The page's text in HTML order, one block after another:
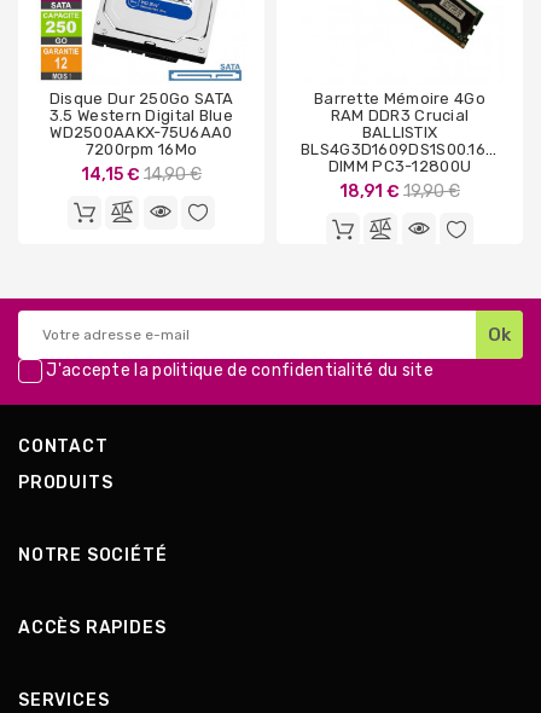
Disque Dur 250Go SATA
3.5 Western Digital Blue
WD2500AAKX-75U6AA0
7200rpm 16Mo
14,15 € Prix
base
14,90 €
Barrette Mémoire 4Go
RAM DDR3 Crucial
BALLISTIX
BLS4G3D1609DS1S00.16FER
DIMM PC3-12800U
18,91 € Prix
base
19,90 €
J'accepte lapolitique de confidentialité du site
CONTACT
PRODUITS
NOTRE SOCIÉTÉ
ACCÈS RAPIDES
SERVICES